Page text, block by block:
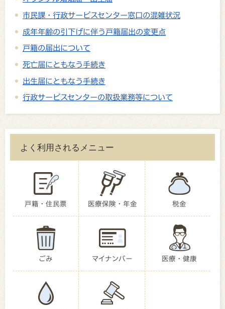
市民課・行政サービスセンター窓口の混雑状況
成年年齢の引下げに伴う戸籍届出の変更点
戸籍の届出について
死亡届にともなう手続き
出生届にともなう手続き
行政サービスセンターの取扱業務等について
よく利用されるメニュー
戸籍・住民票 医療保険・年金 税金
ごみ マイナンバー 医療・健康